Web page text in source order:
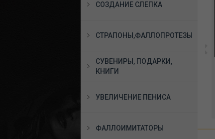
СОЗДАНИЕ СЛЕПКА
СТРАПОНЫ,ФАЛЛОПРОТЕЗЫ
СУВЕНИРЫ, ПОДАРКИ,
КНИГИ
УВЕЛИЧЕНИЕ ПЕНИСА
ФАЛЛОИМИТАТОРЫ
*Фаллоимитатор FUCK
Стек Мышь летучая